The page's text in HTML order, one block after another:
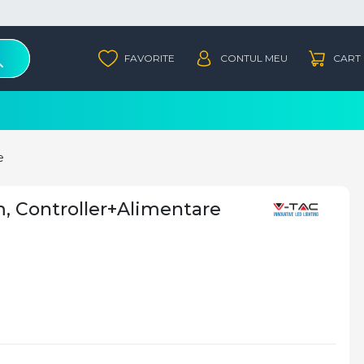
Controller+Alimentare